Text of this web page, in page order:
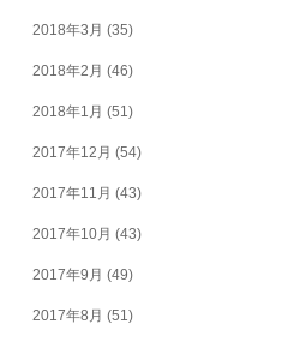
2018年3月 (35)
2018年2月 (46)
2018年1月 (51)
2017年12月 (54)
2017年11月 (43)
2017年10月 (43)
2017年9月 (49)
2017年8月 (51)